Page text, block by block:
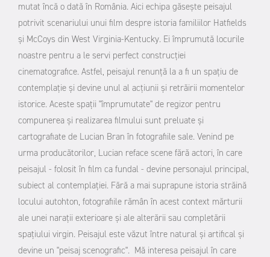
mutat încă o dată în România. Aici echipa găsește peisajul
potrivit scenariului unui film despre istoria familiilor Hatfields
și McCoys din West Virginia-Kentucky. Ei împrumută locurile
noastre pentru a le servi perfect construcției
cinematografice. Astfel, peisajul renunță la a fi un spațiu de
contemplație și devine unul al acțiunii și retrăirii momentelor
istorice. Aceste spații "împrumutate" de regizor pentru
compunerea și realizarea filmului sunt preluate și
cartografiate de Lucian Bran în fotografiile sale. Venind pe
urma producătorilor, Lucian reface scene fără actori, în care
peisajul - folosit în film ca fundal - devine personajul principal,
subiect al contemplației. Fără a mai suprapune istoria străină
locului autohton, fotografiile rămân în acest context mărturii
ale unei narații exterioare și ale alterării sau completării
spațiului virgin. Peisajul este văzut între natural și artifical și
devine un "peisaj scenografic". Mă interesa peisajul în care